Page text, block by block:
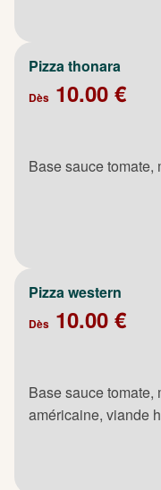
Pizza thonara
Dès 10.00 €
Base sauce
Pizza western
Dès 10.00 €
Base sauce
américaine, viande